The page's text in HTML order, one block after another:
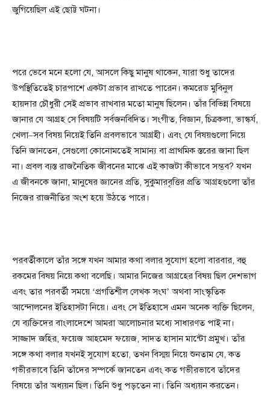
জুগিয়েছিল এই ছোট্ট ঘটনা।
পরে ভেবে মনে হলো যে, আসলে কিছু মানুষ থাকেন, যারা শুধু তাদের
উপস্থিতিতেই চারপাশে একটা প্রভাব রাখতে পারেন। কমরেড মুবিনুল
হায়দার চৌধুরী সেই প্রভাব রাখবার মতো মানুষ ছিলেন। তাঁর বিভিন্ন বিষয়ে
জানার যে আগ্রহ সে বিষয়টি সর্বজনবিদিত। সংগীত, বিজ্ঞান, চিত্রকলা, ভাস্কর্য,
খেলা–সব বিষয় নিয়েই তিনি প্রবলভাবে আগ্রহী। এবং যে বিষয়গুলো নিয়ে
তিনি জানতেন, সেগুলো কোনোমতেই সামান্য বা প্রাথমিক স্তরের জানা ছিল
না। প্রবল ব্যস্ত রাজনৈতিক জীবনের মাঝে এই কাজটা কীভাবে সম্ভব? যখন
এ জীবনকে জানা, মানুষের জ্ঞানের প্রতি, সুকুমারবৃত্তির প্রতি আগ্রহগুলো তাঁর
নিজের রাজনীতির অংশ হয়ে উঠতে পারে।
পরবর্তীকালে তাঁর সঙ্গে যখন আমার কথা বলার সুযোগ হলো বারবার, বহু
রকমের বিষয় নিয়ে কথা বলেছি। আমার নিজের আগ্রহের বিষয় ছিল দেশভাগ
এবং তার পরবর্তী সময়ে ‘প্রগতিশীল লেখক সংঘ’ অথবা সাংস্কৃতিক
আন্দোলনের ইতিহাসটা নিয়ে। এবং সে ইতিহাসে এমন অনেক ব্যক্তি ছিলেন,
যে ব্যক্তিদের বাংলাদেশে আমরা আলোচনার মধ্যে সাধারণত পাই না।
সাজ্জাদ জহির, ফয়েজ আহমেদ ফয়েজ, সাদত হাসান মান্টো প্রমুখ। তাঁর
সঙ্গে কথা বলার যখনই সুযোগ হতো, তখন বিস্ময় নিয়ে শুনতাম যে, কত
গভীরভাবে তিনি তাঁদের সম্পর্কে জানতেন এবং কত গভীরভাবে তাঁদের
বিষয়ে তাঁর অধ্যয়ন ছিল। তিনি শুধু পড়তেন না। তিনি অধ্যয়ন করতেন।